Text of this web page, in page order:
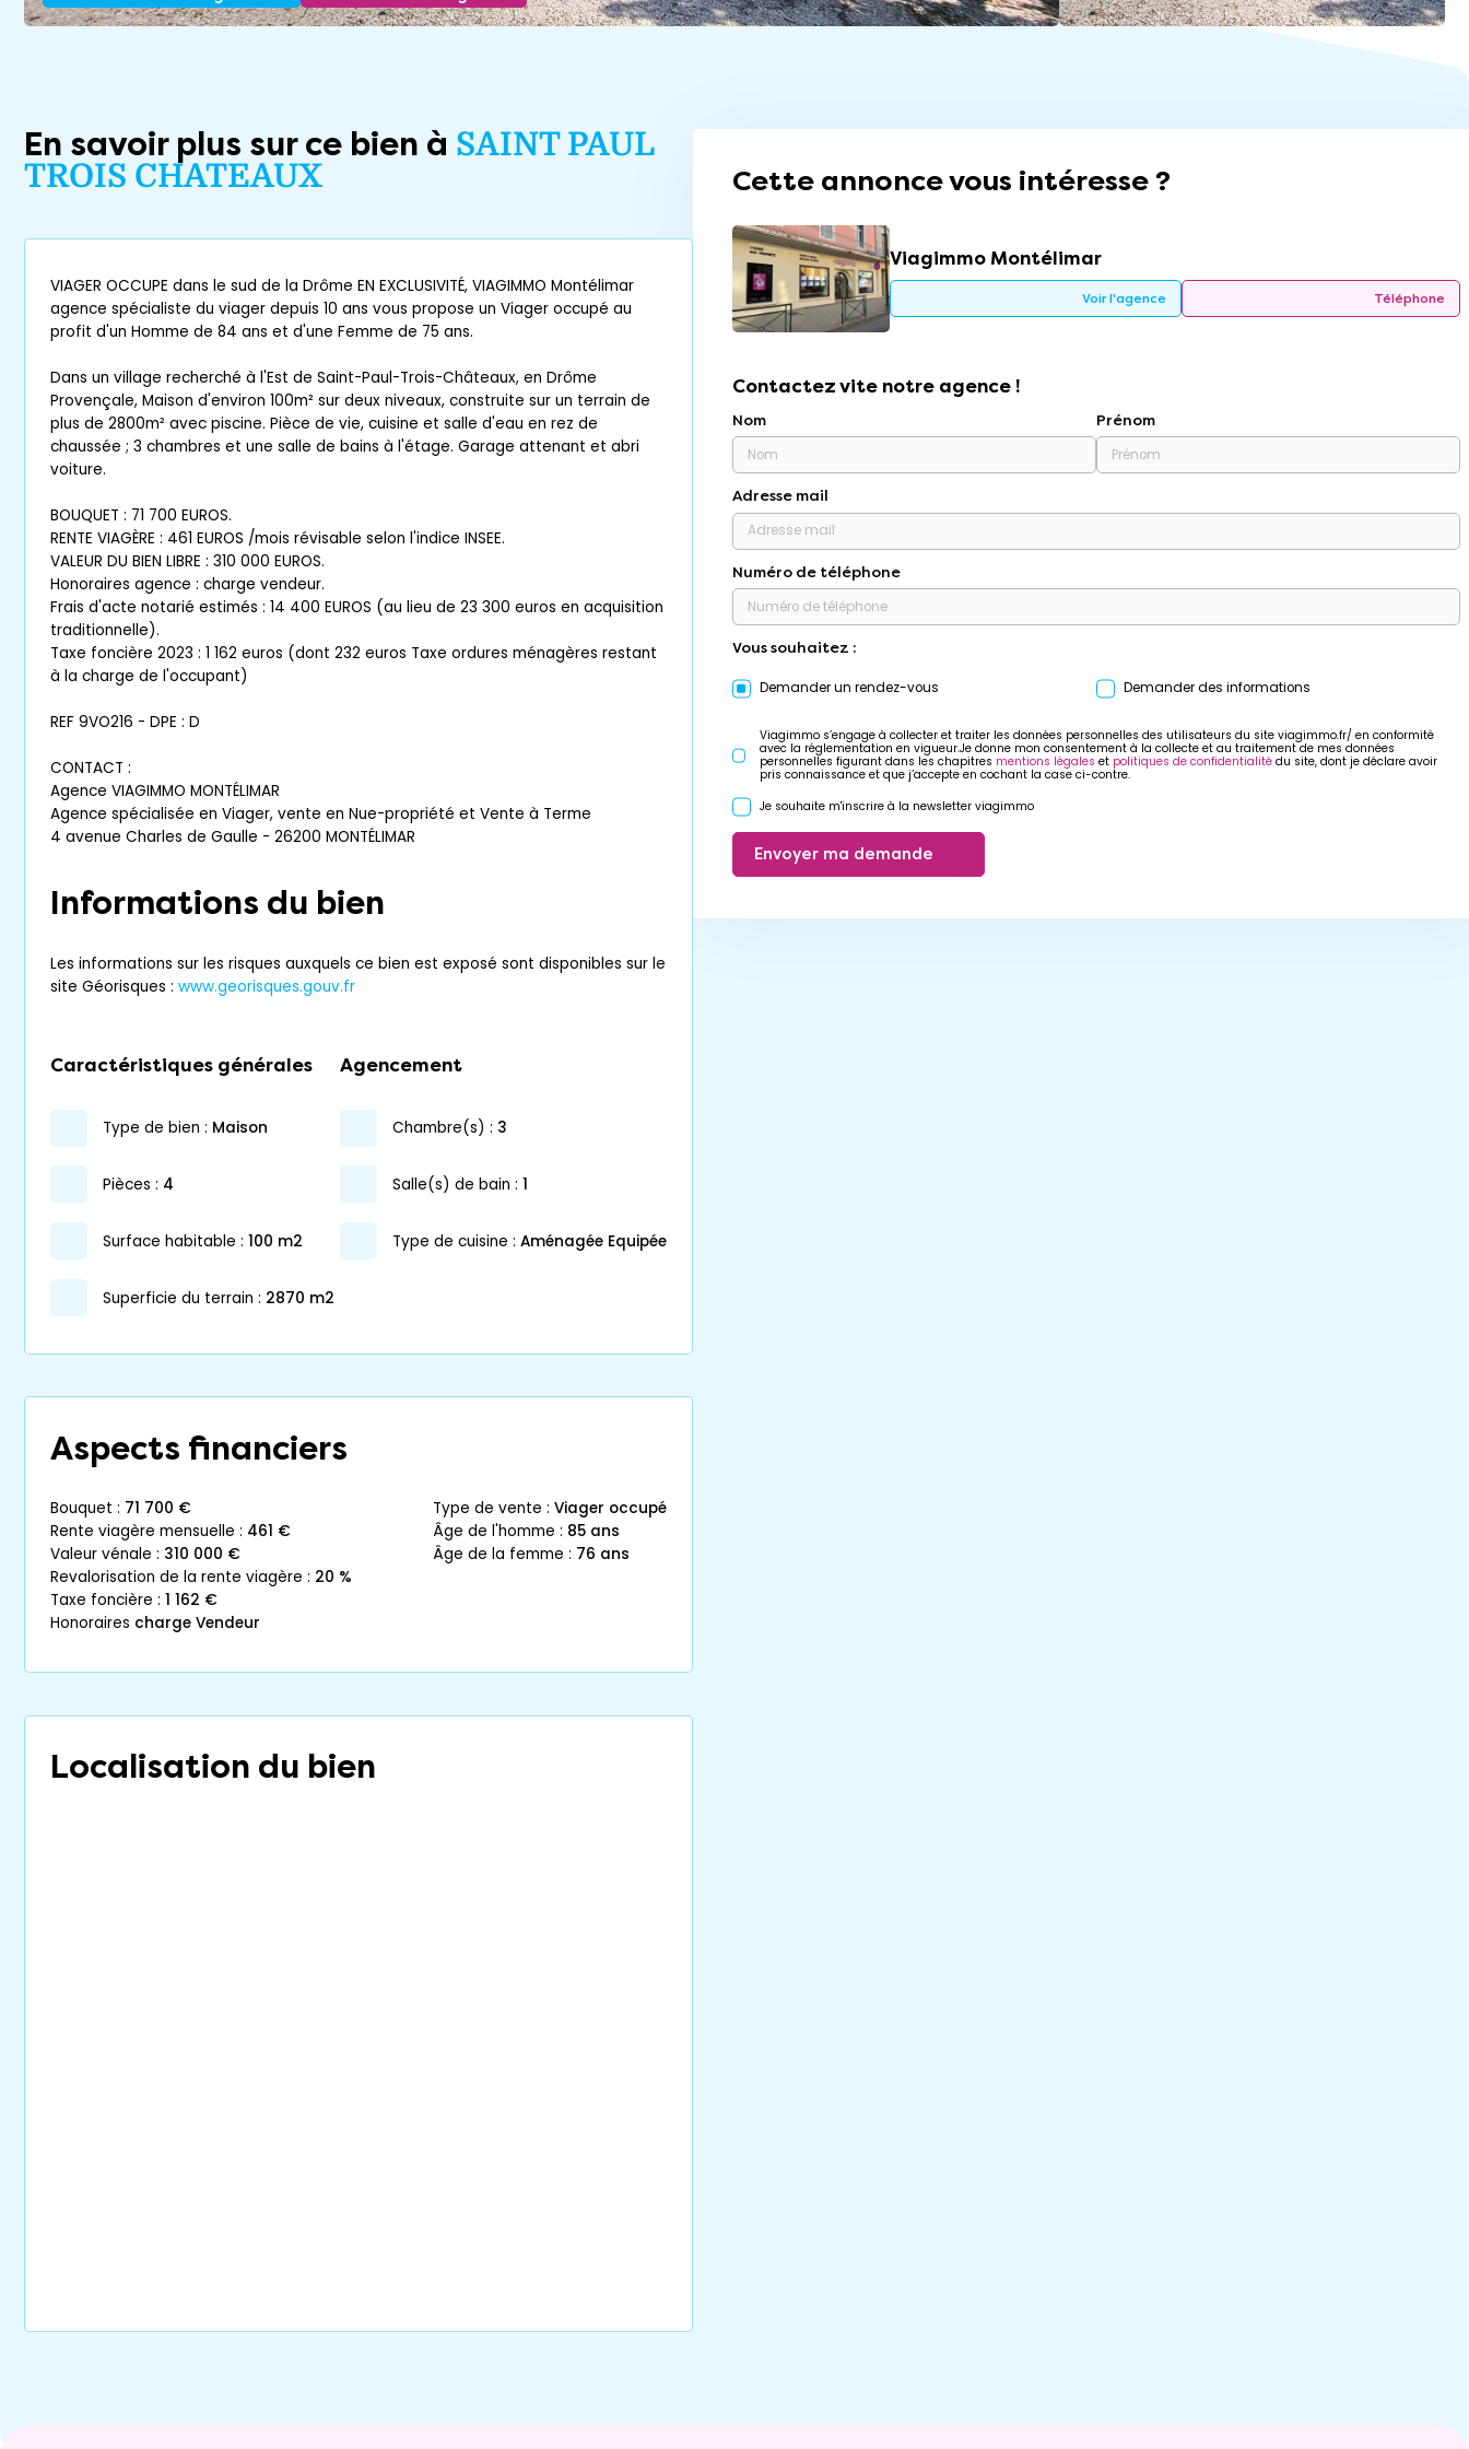
En savoir plus sur ce bien à SAINT PAUL
TROIS CHATEAUX
VIAGER OCCUPE dans le sud de la Drôme EN EXCLUSIVITÉ, VIAGIMMO Montélimar
agence spécialiste du viager depuis 10 ans vous propose un Viager occupé au
profit d'un Homme de 84 ans et d'une Femme de 75 ans.
Dans un village recherché à l'Est de Saint-Paul-Trois-Châteaux, en Drôme
Provençale, Maison d'environ 100m² sur deux niveaux, construite sur un terrain de
plus de 2800m² avec piscine. Pièce de vie, cuisine et salle d'eau en rez de
chaussée ; 3 chambres et une salle de bains à l'étage. Garage attenant et abri
voiture.
BOUQUET : 71 700 EUROS.
RENTE VIAGÈRE : 461 EUROS /mois révisable selon l'indice INSEE.
VALEUR DU BIEN LIBRE : 310 000 EUROS.
Honoraires agence : charge vendeur.
Frais d'acte notarié estimés : 14 400 EUROS (au lieu de 23 300 euros en acquisition
traditionnelle).
Taxe foncière 2023 : 1 162 euros (dont 232 euros Taxe ordures ménagères restant
à la charge de l'occupant)
REF 9VO216 - DPE : D
CONTACT :
Agence VIAGIMMO MONTÉLIMAR
Agence spécialisée en Viager, vente en Nue-propriété et Vente à Terme
4 avenue Charles de Gaulle - 26200 MONTÉLIMAR
Informations du bien
Les informations sur les risques auxquels ce bien est exposé sont disponibles sur le
site Géorisques : www.georisques.gouv.fr
Caractéristiques générales
type de bien : maison
pièces : 4
surface habitable : 100 m2
superficie du terrain : 2870 m2
Agencement
chambre(s) : 3
salle(s) de bain : 1
Type de cuisine : Aménagée Equipée
Aspects financiers
bouquet : 71 700 €
rente viagère mensuelle : 461 €
valeur vénale : 310 000 €
revalorisation de la rente viagère : 20 %
taxe foncière : 1 162 €
honoraires charge Vendeur
type de vente : Viager occupé
âge de l'homme : 85 ans
âge de la femme : 76 ans
Localisation du bien
Cette annonce vous intéresse ?
Viagimmo Montélimar
Voir l'agence Téléphone
Contactez vite notre agence !
Nom Prénom
Adresse mail
Numéro de téléphone
Vous souhaitez :
Demander un rendez-vous Demander des informations
Viagimmo s’engage à collecter et traiter les données personnelles des utilisateurs du site viagimmo.fr/ en conformité
avec la réglementation en vigueur.Je donne mon consentement à la collecte et au traitement de mes données
personnelles figurant dans les chapitres mentions légales et politiques de confidentialité du site, dont je déclare avoir
pris connaissance et que j’accepte en cochant la case ci-contre.
Je souhaite m'inscrire à la newsletter viagimmo
Envoyer ma demande